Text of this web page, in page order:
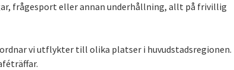
frågesport eller annan underhållning, allt på frivillig
vi utflykter till olika platser i huvudstadsregionen.